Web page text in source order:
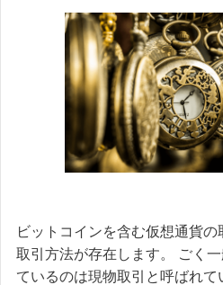
ビットコインを含む仮想通貨
取引方法が存在します。 ごく
ているのは現物取引と呼ばれ